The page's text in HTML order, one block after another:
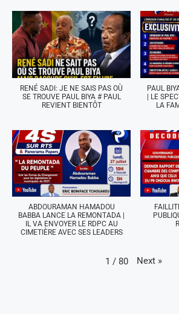
RENÉ SADI: JE NE SAIS PAS OÙ
SE TROUVE PAUL BIYA # PAUL
REVIENT BIENTÔT
PAUL
| LE
LA
ABDOURAMAN HAMADOU
BABBA LANCE LA REMONTADA |
IL VA ENVOYER LE RDPC AU
CIMETIÈRE AVEC SES LEADERS
1 / 80 Next »